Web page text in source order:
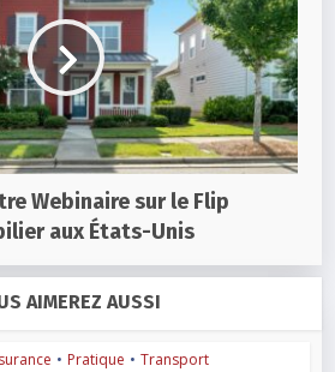
Webinaire sur le Flip
aux États-Unis
AIMEREZ AUSSI
• Pratique • Transport